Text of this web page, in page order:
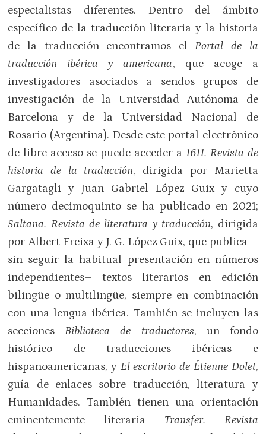
especialistas diferentes. Dentro del ámbito
específico de la traducción literaria y la historia
de la traducción encontramos elPortal de la
traducción ibérica y americana, que acoge a
investigadores asociados a sendos grupos de
investigación de la Universidad Autónoma de
Barcelona y de la Universidad Nacional de
Rosario (Argentina). Desde este portal electrónico
de libre acceso se puede acceder a 1611. Revista de
historia de la traducción, dirigida por Marietta
Gargatagli y Juan Gabriel López Guix y cuyo
número decimoquinto se ha publicado en 2021;
Saltana. Revista de literatura y traducción, dirigida
por Albert Freixa y J. G. López Guix, que publica –
sin seguir la habitual presentación en números
independientes– textos literarios en edición
bilingüe o multilingüe, siempre en combinación
con una lengua ibérica. También se incluyen las
seccionesBiblioteca de traductores, un fondo
histórico de traducciones ibéricas e
hispanoamericanas, y El escritorio de Étienne Dolet,
guía de enlaces sobre traducción, literatura y
Humanidades. También tienen una orientación
eminentemente literaria Transfer. Revista